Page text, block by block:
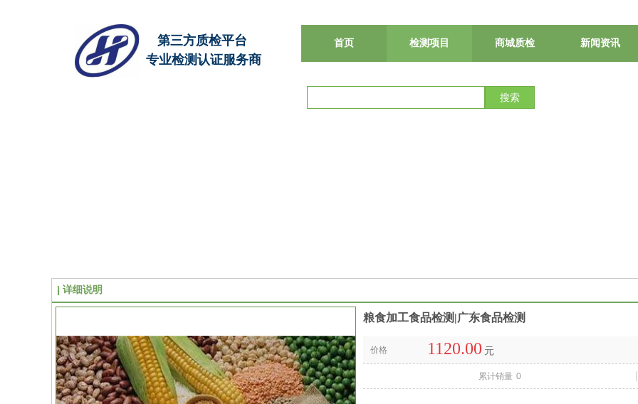
第三方质检平台
专业检测认证服务商
搜索
首页 检测项目 商城质检 新闻资讯
详细说明
粮食加工食品检测|广东食品检测
价格 1120.00 元
累计销量 0